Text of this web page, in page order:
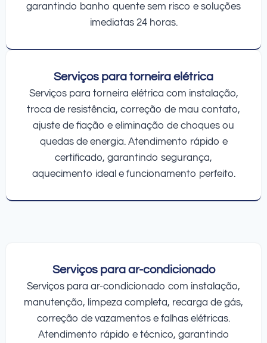
garantindo banho quente sem risco e soluções
imediatas 24 horas.
Serviços para torneira elétrica
Serviços para torneira elétrica com instalação,
troca de resistência, correção de mau contato,
ajuste de fiação e eliminação de choques ou
quedas de energia. Atendimento rápido e
certificado, garantindo segurança,
aquecimento ideal e funcionamento perfeito.
Serviços para ar-condicionado
Serviços para ar-condicionado com instalação,
manutenção, limpeza completa, recarga de gás,
correção de vazamentos e falhas elétricas.
Atendimento rápido e técnico, garantindo